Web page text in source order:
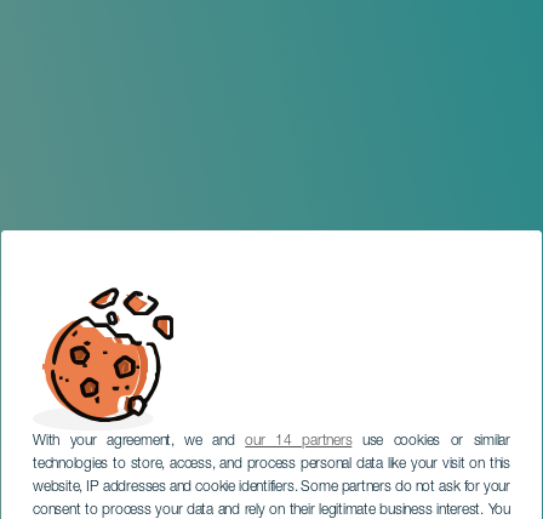
With your agreement, we andour 14 partnersuse cookies or similar
technologies to store, access, and process personal data like your visit on this
website, IP addresses and cookie identifiers. Some partners do not ask for your
consent to process your data and rely on their legitimate business interest. You